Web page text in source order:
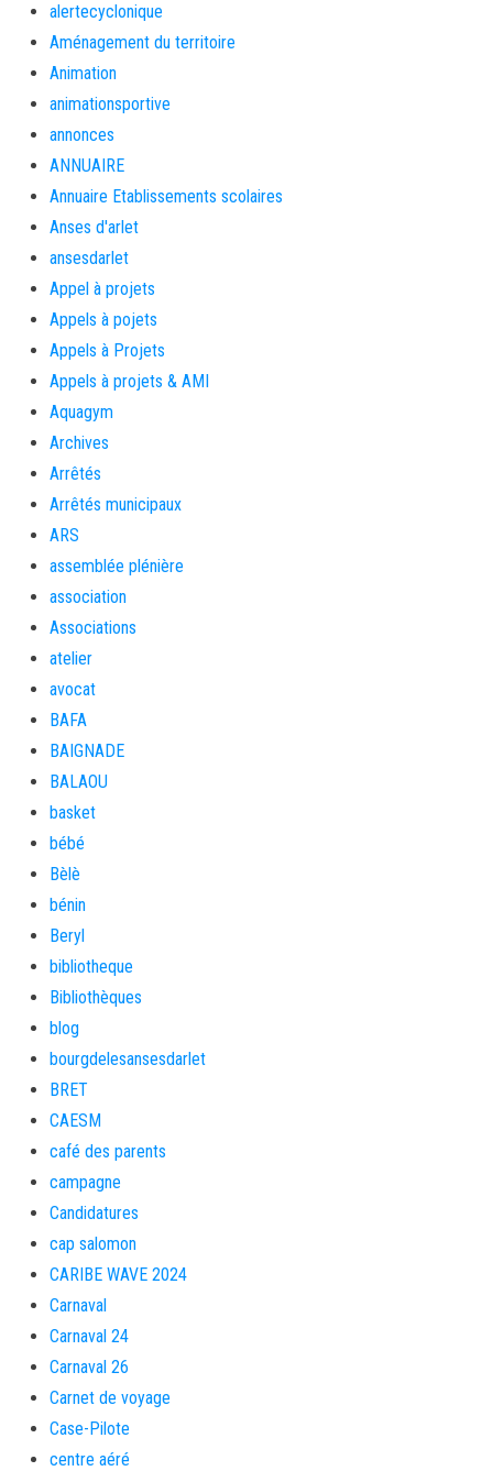
alertecyclonique
Aménagement du territoire
Animation
animationsportive
annonces
ANNUAIRE
Annuaire Etablissements scolaires
Anses d'arlet
ansesdarlet
Appel à projets
Appels à pojets
Appels à Projets
Appels à projets & AMI
Aquagym
Archives
Arrêtés
Arrêtés municipaux
ARS
assemblée plénière
association
Associations
atelier
avocat
BAFA
BAIGNADE
BALAOU
basket
bébé
Bèlè
bénin
Beryl
bibliotheque
Bibliothèques
blog
bourgdelesansesdarlet
BRET
CAESM
café des parents
campagne
Candidatures
cap salomon
CARIBE WAVE 2024
Carnaval
Carnaval 24
Carnaval 26
Carnet de voyage
Case-Pilote
centre aéré